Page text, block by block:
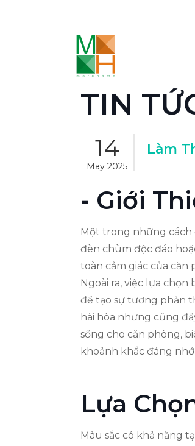
TIN
14
May 2025
Làm
- Giới
Một trong những cách
đèn chùm độc đáo
toàn cảm giác của
Ngoài ra, việc lựa
để tạo sự tương phản
hài hòa nhưng cũng
sống cho căn phòng,
khoảnh khắc đáng
Lựa
Màu sắc có khả năng